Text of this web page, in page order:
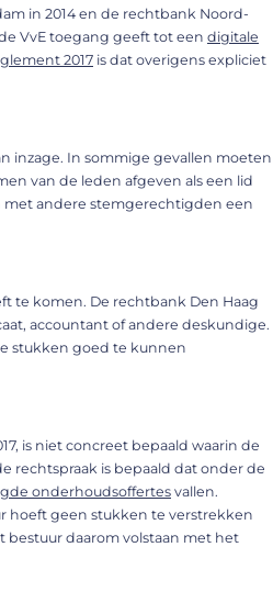
in 2014 en de rechtbank Noord-
VvE toegang geeft tot een digitale
2017 is dat overigens expliciet
inzage. In sommige gevallen moeten
van de leden afgeven als een lid
met andere stemgerechtigden een
te komen. De rechtbank Den Haag
accountant of andere deskundige.
stukken goed te kunnen
is niet concreet bepaald waarin de
rechtspraak is bepaald dat onder de
onderhoudsoffertes vallen.
hoeft geen stukken te verstrekken
bestuur daarom volstaan met het